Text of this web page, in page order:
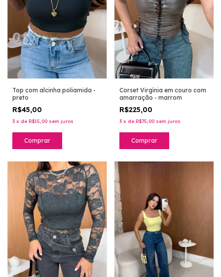
Top com alcinha poliamida -
preto
R$45,00
3 x de R$15,00 sem juros
Comprar
Corset Virgínia em couro com
amarração - marrom
R$225,00
3 x de R$75,00 sem juros
Comprar